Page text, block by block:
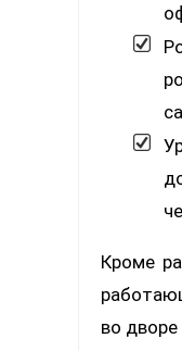
Кроме
во